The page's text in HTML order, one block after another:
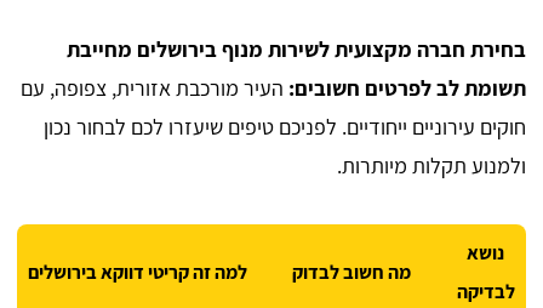
בחירת חברה מקצועית לשירות מנוף בירושלים מחייבת
תשומת לב לפרטים חשובים: העיר מורכבת אזורית, צפופה, עם
חוקים עירוניים ייחודיים. לפניכם טיפים שיעזרו לכם לבחור נכון
ולמנוע תקלות מיותרות.
נושא
לבדיקה
מה חשוב לבדוק למה זה קריטי דווקא בירושלים